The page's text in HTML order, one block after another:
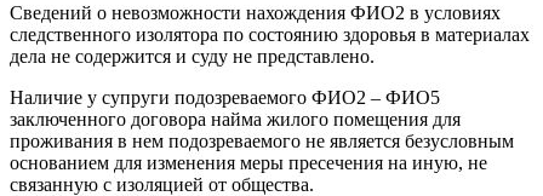
Сведений о невозможности нахождения ФИО2 в условиях
следственного изолятора по состоянию здоровья в материалах
дела не содержится и суду не представлено.
Наличие у супруги подозреваемого ФИО2 – ФИО5
заключенного договора найма жилого помещения для
проживания в нем подозреваемого не является безусловным
основанием для изменения меры пресечения на иную, не
связанную с изоляцией от общества.